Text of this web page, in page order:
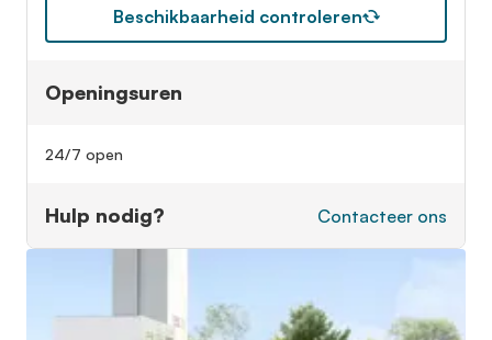
Beschikbaarheid controleren
Openingsuren
24/7 open
Hulp nodig? Contacteer ons